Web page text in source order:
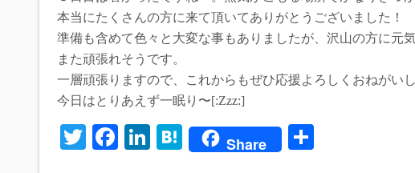
本当にたくさんの方に来て頂いてありがとうございました！
準備も含めて色々と大変な事もありましたが、沢山の方に元
また頑張れそうです。
一層頑張りますので、これからもぜひ応援よろしくおねがいし
今日はとりあえず一眠り〜[:Zzz:]
T
Fa
Li H
Share